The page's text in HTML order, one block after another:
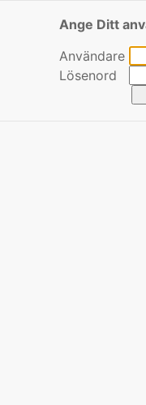
Ange Ditt
Användare
Lösenord